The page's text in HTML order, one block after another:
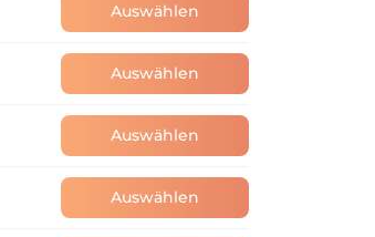
Auswählen
Auswählen
Auswählen
Auswählen